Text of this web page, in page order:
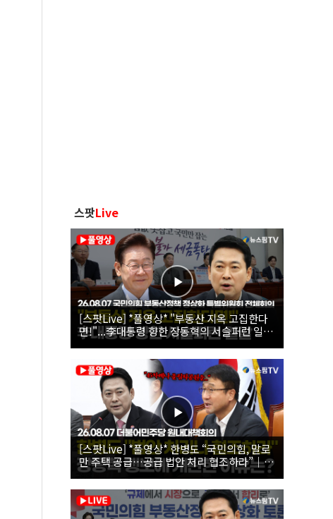
스팟Live
[스팟Live] *풀영상* "부동산 지옥 고집한다
면!"...李대통령 향한 장동혁의 서슬퍼런 일갈
| 26.08.07 국민의힘 부동산정책 정상화 특별
위원회 전체회의
[스팟Live] *풀영상* 한병도 “국민의힘, 말로
만 주택 공급…공급 법안 처리 협조하라”｜
26.08.07 더불어민주당 원내대책회의